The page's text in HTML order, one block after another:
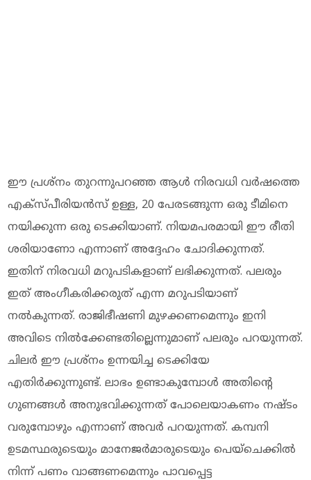
ഈ പ്രശ്നം തുറന്നുപറഞ്ഞ ആൾ നിരവധി വർഷത്തെ
എക്സ്പീരിയൻസ് ഉള്ള, 20 പേരടങ്ങുന്ന ഒരു ടീമിനെ
നയിക്കുന്ന ഒരു ടെക്കിയാണ്. നിയമപരമായി ഈ രീതി
ശരിയാണോ എന്നാണ് അദ്ദേഹം ചോദിക്കുന്നത്.
ഇതിന് നിരവധി മറുപടികളാണ് ലഭിക്കുന്നത്. പലരും
ഇത് അംഗീകരിക്കരുത് എന്ന മറുപടിയാണ്
നൽകുന്നത്. രാജിഭീഷണി മുഴക്കണമെന്നും ഇനി
അവിടെ നിൽക്കേണ്ടതില്ലെന്നുമാണ് പലരും പറയുന്നത്.
ചിലർ ഈ പ്രശ്നം ഉന്നയിച്ച ടെക്കിയേ
എതിർക്കുന്നുണ്ട്. ലാഭം ഉണ്ടാകുമ്പോൾ അതിന്റെ
ഗുണങ്ങൾ അനുഭവിക്കുന്നത് പോലെയാകണം നഷ്ടം
വരുമ്പോഴും എന്നാണ് അവർ പറയുന്നത്. കമ്പനി
ഉടമസ്ഥരുടെയും മാനേജർമാരുടെയും പെയ്‌ചെക്കിൽ
നിന്ന് പണം വാങ്ങണമെന്നും പാവപ്പെട്ട